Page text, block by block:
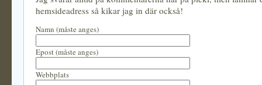
hemsideadress så kikar jag in där också!
Namn (måste anges)
Epost (måste anges)
Webbplats